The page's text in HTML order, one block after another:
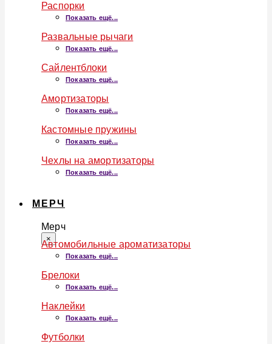
Распорки
Показать ещё...
Развальные рычаги
Показать ещё...
Сайлентблоки
Показать ещё...
Амортизаторы
Показать ещё...
Кастомные пружины
Показать ещё...
Чехлы на амортизаторы
Показать ещё...
МЕРЧ
Мерч
×
Автомобильные ароматизаторы
Показать ещё...
Брелоки
Показать ещё...
Наклейки
Показать ещё...
Футболки